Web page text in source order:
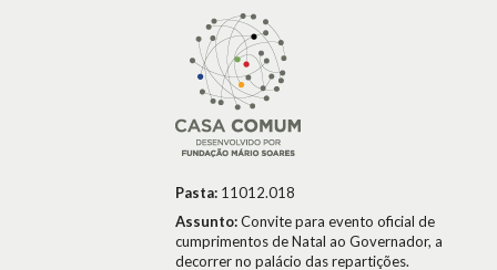
Pasta: 11012.018
Assunto:Convite para evento oficial de
cumprimentos de Natal ao Governador, a
decorrer no palácio das repartições.